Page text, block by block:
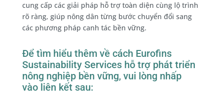
cung cấp các giải pháp hỗ trợ toàn diện cùng lộ trình
rõ ràng, giúp nông dân từng bước chuyển đổi sang
các phương pháp canh tác bền vững.
Để tìm hiểu thêm về cách Eurofins
Sustainability Services hỗ trợ phát triển
nông nghiệp bền vững, vui lòng nhấp
vào liên kết sau: